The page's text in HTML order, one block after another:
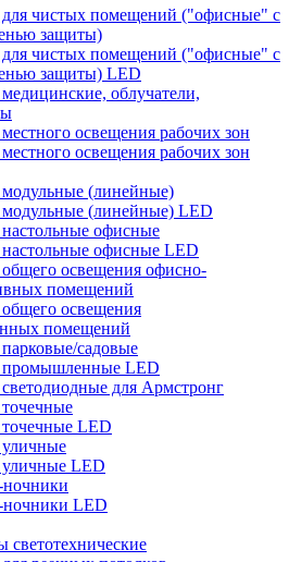
чистых помещений ("офисные" с
защиты)
чистых помещений ("офисные" с
защиты) LED
облучатели,
освещения рабочих зон
освещения рабочих зон
(линейные)
(линейные) LED
офисные
офисные LED
освещения офисно-
помещений
освещения
помещений
садовые
промышленные LED
для Армстронг
LED
LED
LED